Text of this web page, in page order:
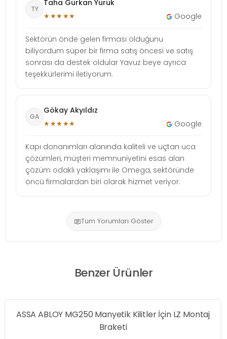
TY
Taha Gürkan Yürük
★★★★★ Google
Sektörün önde gelen firması olduğunu
biliyordum süper bir firma satış öncesi ve satış
sonrası da destek oldular Yavuz beye ayrıca
teşekkürlerimi iletiyorum.
GA
Gökay Akyıldız
★★★★★ Google
Kapı donanımları alanında kaliteli ve uçtan uca
çözümleri, müşteri memnuniyetini esas alan
çözüm odaklı yaklaşımı ile Omega, sektöründe
öncü firmalardan biri olarak hizmet veriyor.
Tüm Yorumları Göster
Benzer Ürünler
LZ Montaj OMEGA Manyetik Kilit 280 Kg U